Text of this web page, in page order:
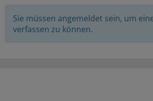
Sie müssen angemeldet sein, um
verfassen zu können.